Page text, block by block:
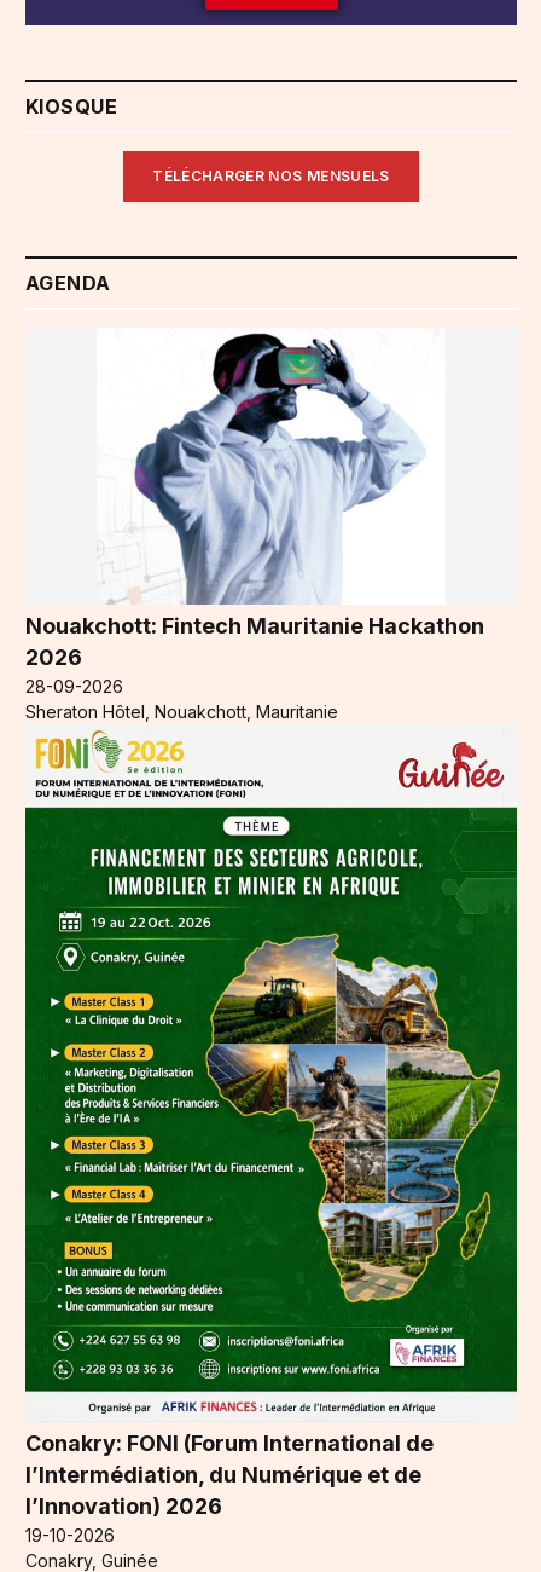
KIOSQUE
TÉLÉCHARGER NOS MENSUELS
AGENDA
Nouakchott: Fintech Mauritanie Hackathon
2026
28-09-2026
Sheraton Hôtel, Nouakchott, Mauritanie
Conakry: FONI (Forum International de
l’Intermédiation, du Numérique et de
l’Innovation) 2026
19-10-2026
Conakry, Guinée